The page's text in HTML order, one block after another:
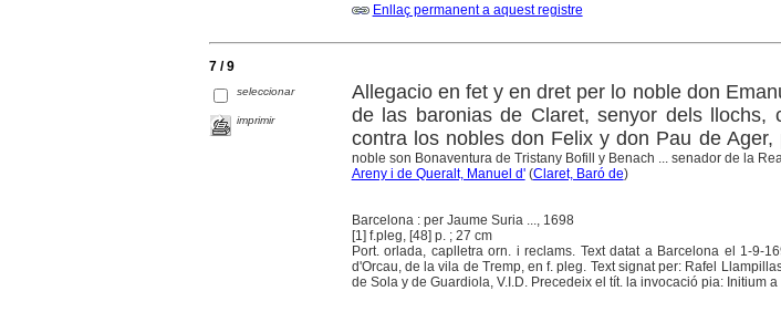
Enllaç permanent a aquest registre
7 / 9
seleccionar
imprimir
Allegacio en fet y en dret per lo noble don
de las baronias de Claret, senyor dels llochs,
contra los nobles don Felix y don Pau de
noble son Bonaventura de Tristany Bofill y Benach ... senador de la
Areny i de Queralt, Manuel d'(Claret, Baró de)
Barcelona : per Jaume Suria ..., 1698
[1] f.pleg, [48] p. ; 27 cm
Port. orlada, caplletra orn. i reclams. Text datat a Barcelona el 1-9-
d'Orcau, de la vila de Tremp, en f. pleg. Text signat per: Rafel
de Sola y de Guardiola, V.I.D. Precedeix el tít. la invocació pia: Initium